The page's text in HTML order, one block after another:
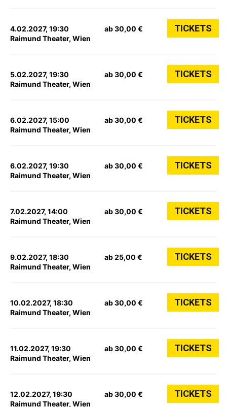
4.02.2027, 19:30
Raimund Theater, Wien
ab 30,00 € TICKETS
5.02.2027, 19:30
Raimund Theater, Wien
ab 30,00 € TICKETS
6.02.2027, 15:00
Raimund Theater, Wien
ab 30,00 € TICKETS
6.02.2027, 19:30
Raimund Theater, Wien
ab 30,00 € TICKETS
7.02.2027, 14:00
Raimund Theater, Wien
ab 30,00 € TICKETS
9.02.2027, 18:30
Raimund Theater, Wien
ab 25,00 € TICKETS
10.02.2027, 18:30
Raimund Theater, Wien
ab 30,00 € TICKETS
11.02.2027, 19:30
Raimund Theater, Wien
ab 30,00 € TICKETS
12.02.2027, 19:30
Raimund Theater, Wien
ab 30,00 € TICKETS